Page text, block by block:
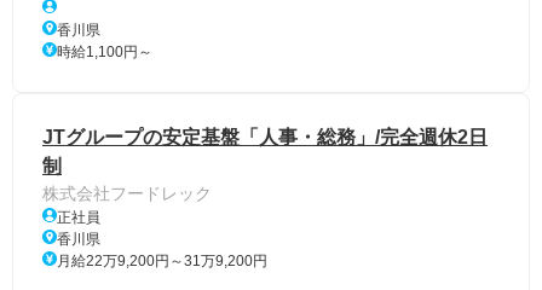
香川県
時給1,100円～
JTグループの安定基盤「人事・総務」/完全週休2日
制
株式会社フードレック
正社員
香川県
月給22万9,200円～31万9,200円